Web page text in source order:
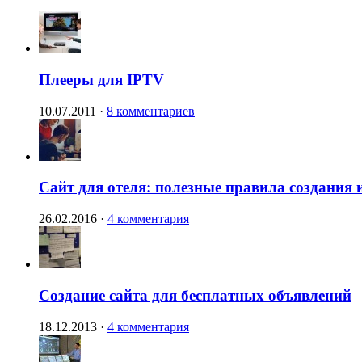
Плееры для IPTV
10.07.2011 · 8 комментариев
Сайт для отеля: полезные правила создания
26.02.2016 · 4 комментария
Создание сайта для бесплатных объявлений
18.12.2013 · 4 комментария